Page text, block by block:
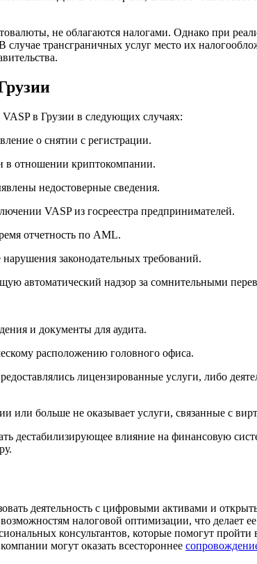
не облагаются налогами. Однако при
трансграничных услуг место их
в Грузии в следующих случаях:
о снятии с регистрации.
в отношении криптокомпании.
недостоверные сведения.
VASP из госреестра предпринимателей.
отчетность по AML.
законодательных требований.
автоматический надзор за сомнительными
и документы для аудита.
расположению головного офиса.
лицензированные услуги, либо
или больше не оказывает услуги, связанные с
дестабилизирующее влияние на финансовую
деятельность с цифровыми активами и
налоговой оптимизации, что
консультантов, которые помогут
могут оказать всестороннее